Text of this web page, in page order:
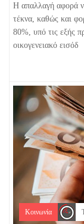
Η απαλλαγή αφορά
τέκνα, καθώς και
80%, υπό τις εξής
οικογενειακό εισόδ
Κοινωνία